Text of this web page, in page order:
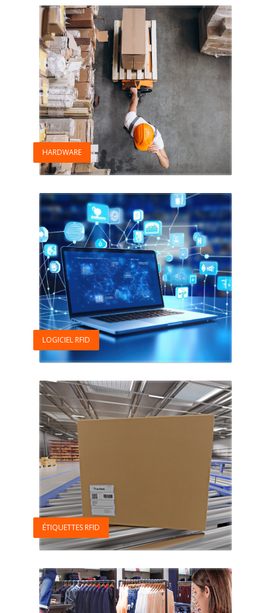
HARDWARE
LOGICIEL RFID
ÉTIQUETTES RFID